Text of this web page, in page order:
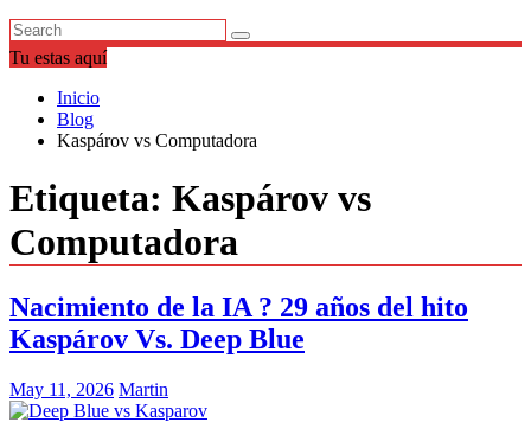
Tu estas aquí
Inicio
Blog
Kaspárov vs Computadora
Etiqueta: Kaspárov vs
Computadora
Nacimiento de la IA ? 29 años del hito
Kaspárov Vs. Deep Blue
May 11, 2026 Martin